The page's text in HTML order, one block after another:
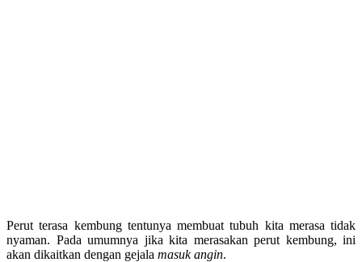
Perut terasa kembung tentunya membuat tubuh kita merasa tidak
nyaman. Pada umumnya jika kita merasakan perut kembung, ini
akan dikaitkan dengan gejala masuk angin.